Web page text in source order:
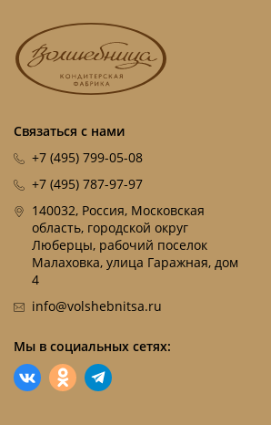
Связаться с нами
+7 (495) 799-05-08
+7 (495) 787-97-97
140032, Россия, Московская
область, городской округ
Люберцы, рабочий поселок
Малаховка, улица Гаражная, дом
4
info@volshebnitsa.ru
Мы в социальных сетях: